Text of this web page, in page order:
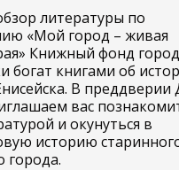
литературы по
«Мой город – живая
Книжный фонд
богат книгами об
В преддверии
вас
и окунуться в
историю
города.